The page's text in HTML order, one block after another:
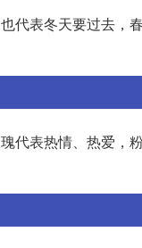
代表冬天要过去
代表热情、热爱